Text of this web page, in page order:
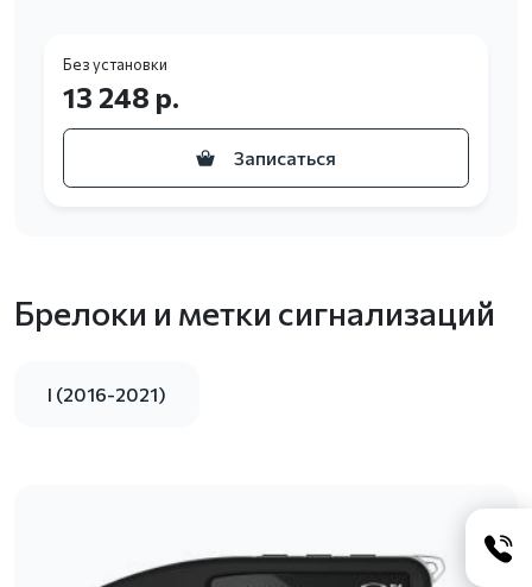
Без установки
13 248 р.
Записаться
Брелоки и метки сигнализаций
I (2016-2021)